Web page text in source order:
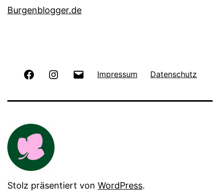
Burgenblogger.de
FacebookInstagram Impressum Datenschutz
Stolz präsentiert von WordPress.